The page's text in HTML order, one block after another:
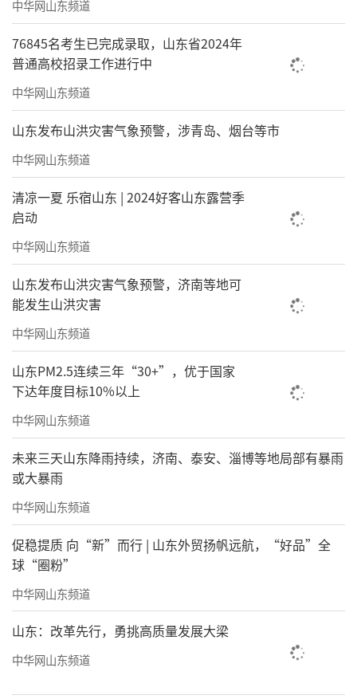
中华网山东频道
76845名考生已完成录取，山东省2024年
普通高校招录工作进行中
中华网山东频道
山东发布山洪灾害气象预警，涉青岛、烟台等市
中华网山东频道
清凉一夏 乐宿山东 | 2024好客山东露营季
启动
中华网山东频道
山东发布山洪灾害气象预警，济南等地可
能发生山洪灾害
中华网山东频道
山东PM2.5连续三年“30+”，优于国家
下达年度目标10%以上
中华网山东频道
未来三天山东降雨持续，济南、泰安、淄博等地局部有暴雨
或大暴雨
中华网山东频道
促稳提质 向“新”而行 | 山东外贸扬帆远航，“好品”全
球“圈粉”
中华网山东频道
山东：改革先行，勇挑高质量发展大梁
中华网山东频道